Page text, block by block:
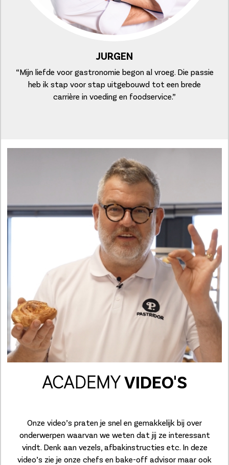
JURGEN
“Mijn liefde voor gastronomie begon al vroeg. Die passie
heb ik stap voor stap uitgebouwd tot een brede
carrière in voeding en foodservice.”
ACADEMYVIDEO'S
Onze video’s praten je snel en gemakkelijk bij over
onderwerpen waarvan we weten dat jij ze interessant
vindt. Denk aan vezels, afbakinstructies etc. In deze
video’s zie je onze chefs en bake-off advisor maar ook